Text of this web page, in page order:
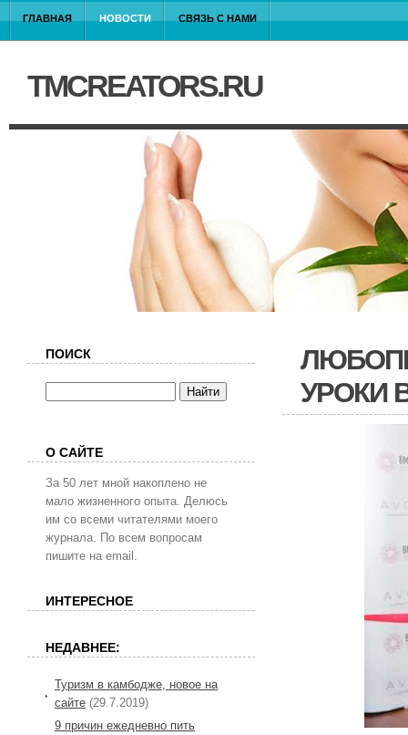
ГЛАВНАЯ НОВОСТИ СВЯЗЬ С НАМИ
TMCREATORS.RU
УРОКИ
ПОИСК
О САЙТЕ
За 50 лет мной накоплено не
мало жизненного опыта. Делюсь
им со всеми читателями моего
журнала. По всем вопросам
пишите на email.
ИНТЕРЕСНОЕ
НЕДАВНЕЕ:
Туризм в камбодже, новое на
сайте (29.7.2019)
9 причин ежедневно пить